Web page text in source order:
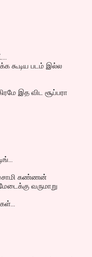
கூடிய படம் இல்ல
இத விட சூப்பரா
கண்ணன்
வருமாறு